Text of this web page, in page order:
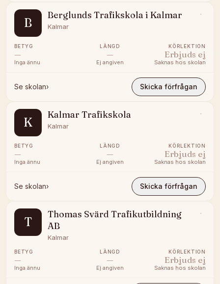
B
Berglunds Trafikskola i Kalmar
Kalmar
BETYG
—
Inga ännu
LÄNGD
—
Ej angiven
KÖRLEKTION
Erbjuds ej
Saknas hos skolan
Se skolan› Skicka förfrågan
K
Kalmar Trafikskola
Kalmar
BETYG
—
Inga ännu
LÄNGD
—
Ej angiven
KÖRLEKTION
Erbjuds ej
Saknas hos skolan
Se skolan› Skicka förfrågan
T
Thomas Svärd Trafikutbildning
AB
Kalmar
BETYG
—
Inga ännu
LÄNGD
—
Ej angiven
KÖRLEKTION
Erbjuds ej
Saknas hos skolan